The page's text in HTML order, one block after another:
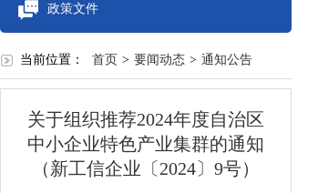
政策文件
当前位置： 首页 > 要闻动态 > 通知公告
关于组织推荐2024年度自治区
中小企业特色产业集群的通知
（新工信企业〔2024〕9号）